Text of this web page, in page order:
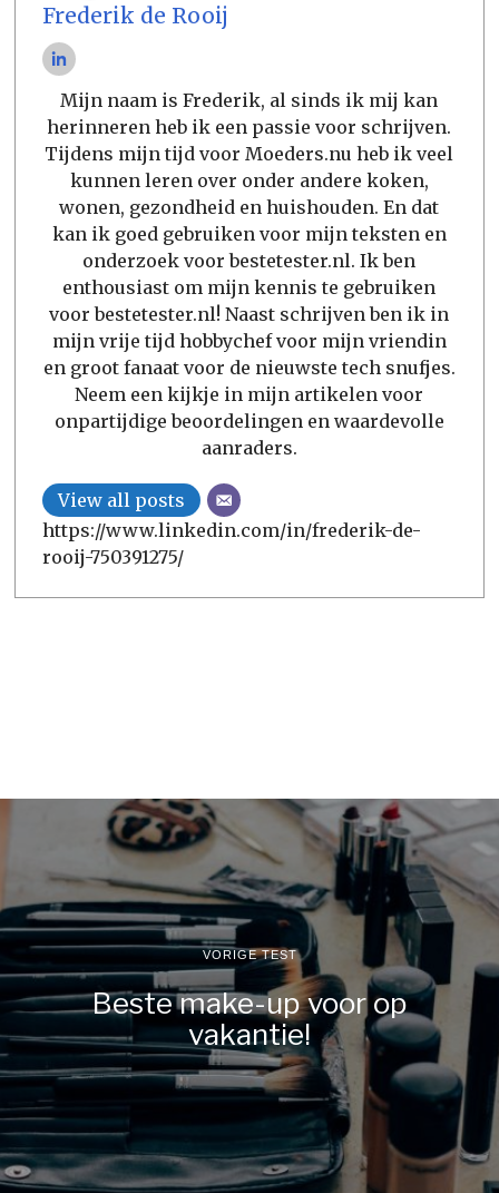
Frederik de Rooij
Mijn naam is Frederik, al sinds ik mij kan
herinneren heb ik een passie voor schrijven.
Tijdens mijn tijd voor Moeders.nu heb ik veel
kunnen leren over onder andere koken,
wonen, gezondheid en huishouden. En dat
kan ik goed gebruiken voor mijn teksten en
onderzoek voor bestetester.nl. Ik ben
enthousiast om mijn kennis te gebruiken
voor bestetester.nl! Naast schrijven ben ik in
mijn vrije tijd hobbychef voor mijn vriendin
en groot fanaat voor de nieuwste tech snufjes.
Neem een kijkje in mijn artikelen voor
onpartijdige beoordelingen en waardevolle
aanraders.
View all posts
https://www.linkedin.com/in/frederik-de-
rooij-750391275/
VORIGE TEST
Beste make-up voor op
vakantie!